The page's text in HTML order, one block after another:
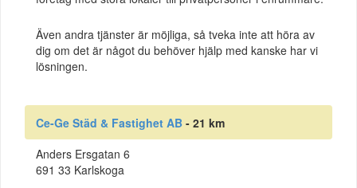
Även andra tjänster är möjliga, så tveka inte att höra av
dig om det är något du behöver hjälp med kanske har vi
lösningen.
Ce-Ge Städ & Fastighet AB - 21 km
Anders Ersgatan 6
691 33 Karlskoga